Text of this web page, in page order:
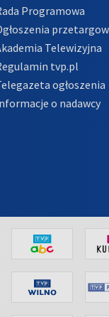
Programowa
Telewizyjna
tvp.pl
ogłoszenia
o nadawcy